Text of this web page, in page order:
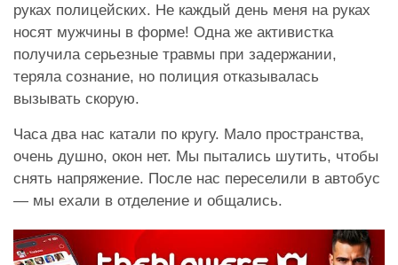
руках полицейских. Не каждый день меня на руках
носят мужчины в форме! Одна же активистка
получила серьезные травмы при задержании,
теряла сознание, но полиция отказывалась
вызывать скорую.
Часа два нас катали по кругу. Мало пространства,
очень душно, окон нет. Мы пытались шутить, чтобы
снять напряжение. После нас переселили в автобус
— мы ехали в отделение и общались.